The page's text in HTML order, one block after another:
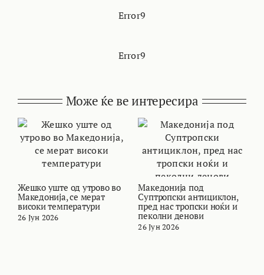
Error9
Error9
Може ќе ве интересира
Жешко уште од утрово во
Македонија, се мерат
високи температури
26 Јун 2026
Македонија под
Суптропски антициклон,
пред нас тропски ноќи и
пеколни денови
26 Јун 2026